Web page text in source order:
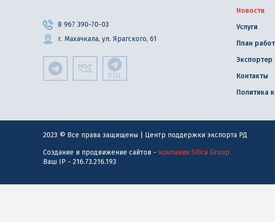
8 967 390-70-03
г. Махачкала, ул. Ярагского, 61
РЭЦ
Новости
Услуги
План работ
Экспортер
Контакты
Политика
2023 © Все права защищены | Центр поддержки экспорта РД
Создание и продвижение сайтов - компания Silica Group
Ваш IP - 216.73.216.193